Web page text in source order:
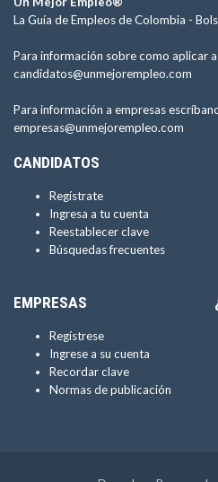
La Guía de Empleos de Colombia -
Para información sobre como aplicar
candidatos@unmejorempleo.com
Para información a empresas
empresas@unmejorempleo.com
CANDIDATOS
Regístrate
Ingresa a tu cuenta
Reestablecer clave
Búsquedas frecuentes
EMPRESAS
Regístrese
Ingrese a su cuenta
Recordar clave
Normas de publicación